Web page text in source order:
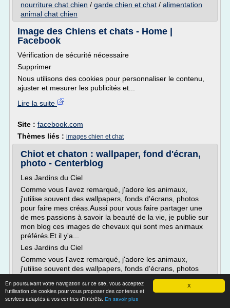
X
En poursuivant votre navigation sur ce site, vous acceptez
l'utilisation de cookies pour vous proposer des contenus et
services adaptés à vos centres d'intérêts. En savoir plus
nourriture chat chien / garde chien et chat / alimentation
animal chat chien
Image des Chiens et chats - Home |
Facebook
Vérification de sécurité nécessaire
Supprimer
Nous utilisons des cookies pour personnaliser le contenu,
ajuster et mesurer les publicités et...
Lire la suite
Site : facebook.com
Thèmes liés : images chien et chat
Chiot et chaton : wallpaper, fond d'écran,
photo - Centerblog
Les Jardins du Ciel
Comme vous l'avez remarqué, j'adore les animaux,
j'utilise souvent des wallpapers, fonds d'écrans, photos
pour faire mes créas.Aussi pour vous faire partager une
de mes passions à savoir la beauté de la vie, je publie sur
mon blog ces images de chevaux qui sont mes animaux
préférés.Et il y'a...
Les Jardins du Ciel
Comme vous l'avez remarqué, j'adore les animaux,
j'utilise souvent des wallpapers, fonds d'écrans, photos
pour faire mes créas.Aussi pour vous faire partager une
de mes passions à savoir la...
Lire la suite